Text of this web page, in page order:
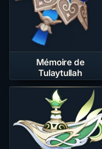
Mémoire de
Tulaytullah